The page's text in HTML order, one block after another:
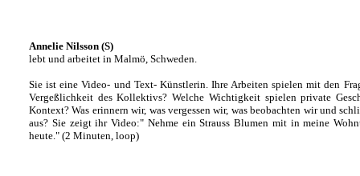
Annelie Nilsson (S)
lebt und arbeitet in Malmö, Schweden.
Sie ist eine Video- und Text- Künstlerin. Ihre Arbeiten spielen mit den
Vergeßlichkeit des Kollektivs? Welche Wichtigkeit spielen private
Kontext? Was erinnern wir, was vergessen wir, was beobachten wir und
aus? Sie zeigt ihr Video:" Nehme ein Strauss Blumen mit in meine
heute." (2 Minuten, loop)